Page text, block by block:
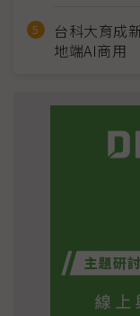
台科大育成
地端AI商用